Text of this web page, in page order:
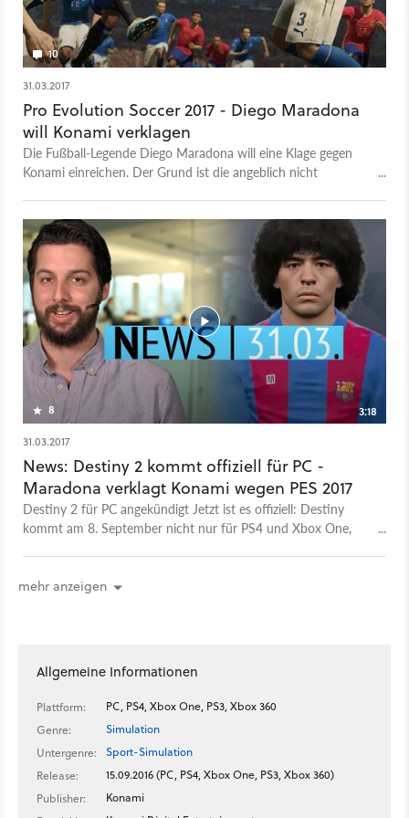
10
31.03.2017
Pro Evolution Soccer 2017 - Diego Maradona
will Konami verklagen
Die Fußball-Legende Diego Maradona will eine Klage gegen
Konami einreichen. Der Grund ist die angeblich nicht
8
3:18
31.03.2017
News: Destiny 2 kommt offiziell für PC -
Maradona verklagt Konami wegen PES 2017
Destiny 2 für PC angekündigt Jetzt ist es offiziell: Destiny
kommt am 8. September nicht nur für PS4 und Xbox One,
allen Plattformen bedeutet das aber weitesgehend einen
damit auch alle Ausrüstung der Guardians. Außerdem wurden
auch gleich die verschiedenen Editionen angekündigt. Neben
inklusive Season Pass für zwei Erweiterungen und Steelbook
sowie eine Collector’s Edition mit Tasche bzw Rucksack und
Solar-USB-Ladegerät und weiteren Boni. Das eigentliche Spiel
soll’s dann übrigens erst bei einem Livestream am 18. Mai
mehr anzeigen
Allgemeine Informationen
Plattform:
PC, PS4, Xbox One, PS3, Xbox 360
Genre:
Simulation
Untergenre:
Sport-Simulation
Release:
15.09.2016 (PC, PS4, Xbox One, PS3, Xbox 360)
Publisher:
Konami